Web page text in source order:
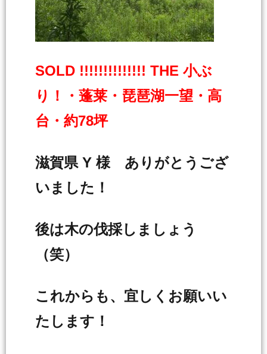
SOLD !!!!!!!!!!!!!! THE 小ぶ
り！・蓬莱・琵琶湖一望・高
台・約78坪
滋賀県 Y 様 ありがとうござ
いました！
後は木の伐採しましょう
（笑）
これからも、宜しくお願いい
たします！